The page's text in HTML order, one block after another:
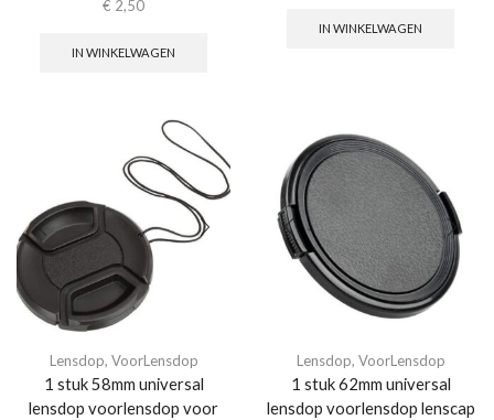
€ 2,50
IN WINKELWAGEN
IN WINKELWAGEN
Lensdop, VoorLensdop
1 stuk 58mm universal
lensdop voorlensdop voor
Lensdop, VoorLensdop
1 stuk 62mm universal
lensdop voorlensdop lenscap